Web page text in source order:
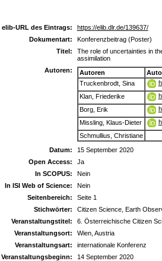
elib-URL des Eintrags:
https://elib.dlr.de/139637/
Dokumentart:
Konferenzbeitrag (Poster)
Titel:
The role of uncertainties in
assimilation
Autoren:
Autoren
Truckenbrodt, Sina
Klan, Friederike
Borg, Erik
Missling, Klaus-Dieter
Schmullius, Christiane
Datum:
15 September 2020
Open Access:
Ja
In SCOPUS:
Nein
In ISI Web of Science:
Nein
Seitenbereich:
Seite 1
Stichwörter:
Citizen Science, Earth
Veranstaltungstitel:
6. Österreichische Citizen
Veranstaltungsort:
Wien, Austria
Veranstaltungsart:
internationale Konferenz
Veranstaltungsbeginn:
14 September 2020